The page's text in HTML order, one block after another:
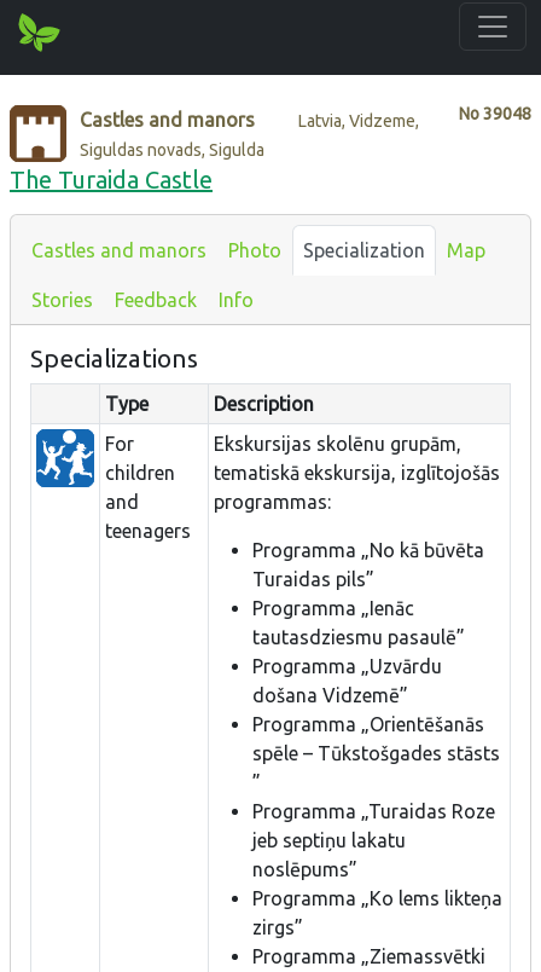
No39048
Castles and manors
Latvia, Vidzeme,
Siguldas novads, Sigulda
The Turaida Castle
Castles and manors Photo Specialization Map
Stories Feedback Info
Specializations
Type
Description
For
children
and
teenagers
Ekskursijas skolēnu grupām,
tematiskā ekskursija, izglītojošās
programmas:
Programma „No kā būvēta
Turaidas pils”
Programma „Ienāc
tautasdziesmu pasaulē”
Programma „Uzvārdu
došana Vidzemē”
Programma „Orientēšanās
spēle – Tūkstošgades stāsts
”
Programma „Turaidas Roze
jeb septiņu lakatu
noslēpums”
Programma „Ko lems likteņa
zirgs”
Programma „Ziemassvētki